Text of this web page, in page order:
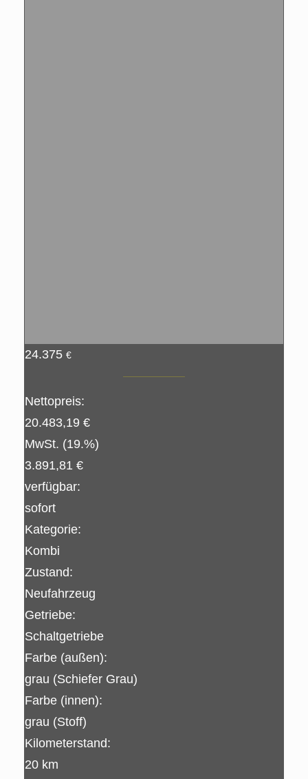
24.375 €
Nettopreis:
20.483,19 €
MwSt. (19.%)
3.891,81 €
verfügbar:
sofort
Kategorie:
Kombi
Zustand:
Neufahrzeug
Getriebe:
Schaltgetriebe
Farbe (außen):
grau (Schiefer Grau)
Farbe (innen):
grau (Stoff)
Kilometerstand:
20 km